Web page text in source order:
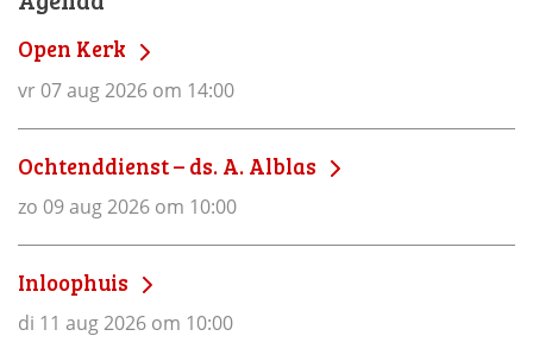
Open Kerk
vr 07 aug 2026 om 14:00
Ochtenddienst – ds. A. Alblas
zo 09 aug 2026 om 10:00
Inloophuis
di 11 aug 2026 om 10:00